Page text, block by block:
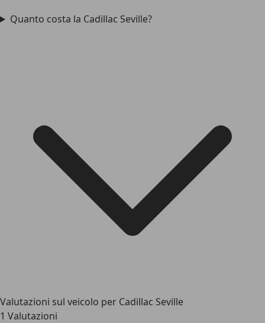
Quanto costa la Cadillac Seville?
Valutazioni sul veicolo per Cadillac Seville
1 Valutazioni